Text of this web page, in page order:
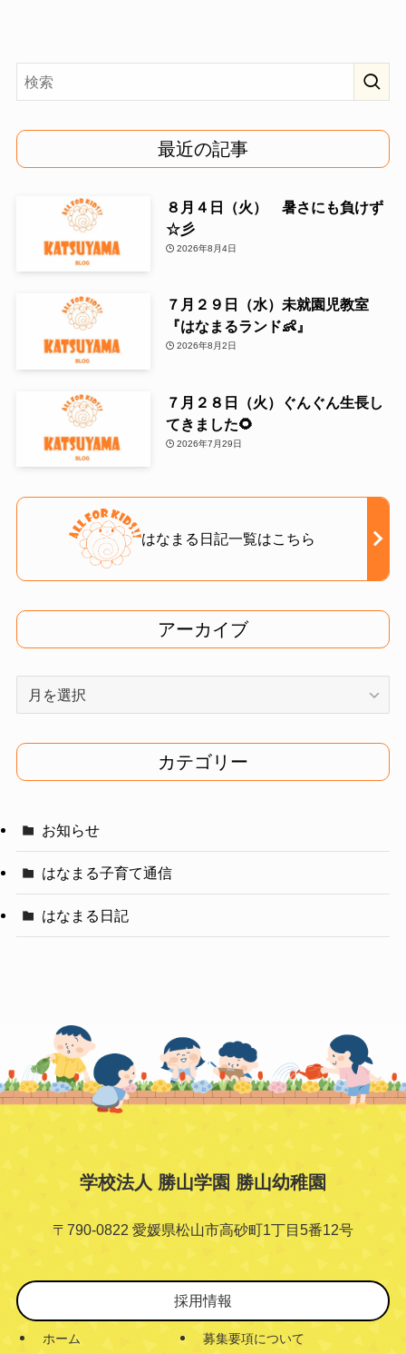
最近の記事
８月４日（火） 暑さにも負けず
☆彡
2026年8月4日
７月２９日（水）未就園児教室
『はなまるランド👶』
2026年8月2日
７月２８日（火）ぐんぐん生長し
てきました🌻
2026年7月29日
はなまる日記一覧はこちら
アーカイブ
イ
ブ
カテゴリー
お知らせ
はなまる子育て通信
はなまる日記
学校法人 勝山学園 勝山幼稚園
〒790-0822 愛媛県松山市高砂町1丁目5番12号
採用情報
ホーム 募集要項について